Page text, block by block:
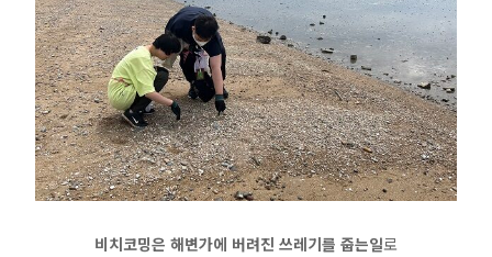
비치코밍은 해변가에 버려진 쓰레기를 줍는일로